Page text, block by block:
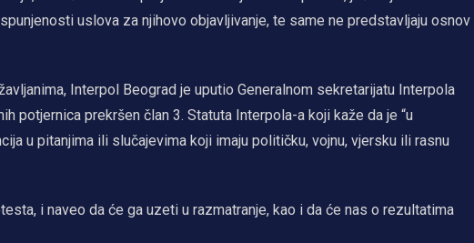
uslova za njihovo objavljivanje, te same ne predstavljaju osnov
Interpol Beograd je uputio Generalnom sekretarijatu Interpola
potjernica prekršen član 3. Statuta Interpola-a koji kaže da je “u
u pitanjima ili slučajevima koji imaju političku, vojnu, vjersku ili rasnu
i naveo da će ga uzeti u razmatranje, kao i da će nas o rezultatima